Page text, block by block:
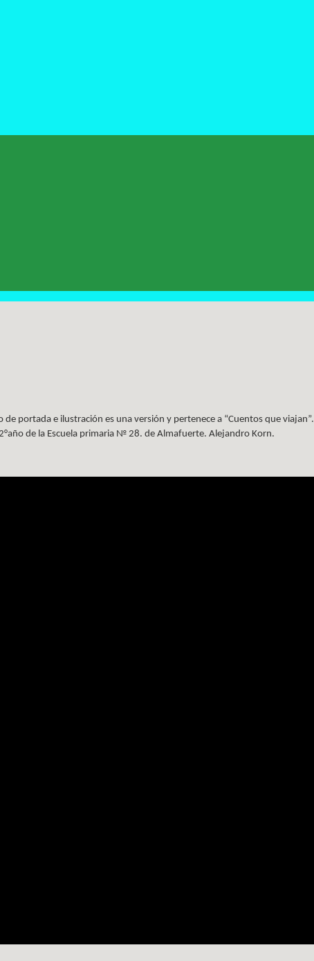
portada e ilustración es una versión y pertenece a “Cuentos que viajan”.
de la Escuela primaria № 28. de Almafuerte. Alejandro Korn.